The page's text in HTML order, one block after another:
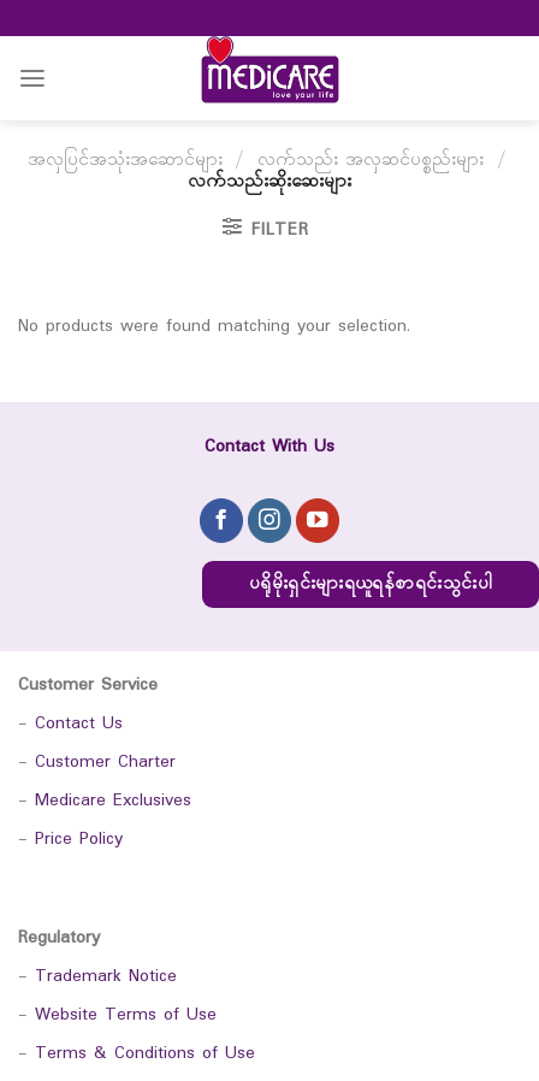
to
content
အလှပြင်အသုံးအဆောင်များ / လက်သည်း အလှဆင်ပစ္စည်းများ /
လက်သည်းဆိုးဆေးများ
FILTER
No products were found matching your selection.
Contact With Us
ပရိုမိုးရှင်းများရယူရန်စာရင်းသွင်းပါ
Customer Service
- Contact Us
- Customer Charter
- Medicare Exclusives
- Price Policy
Regulatory
- Trademark Notice
- Website Terms of Use
- Terms & Conditions of Use